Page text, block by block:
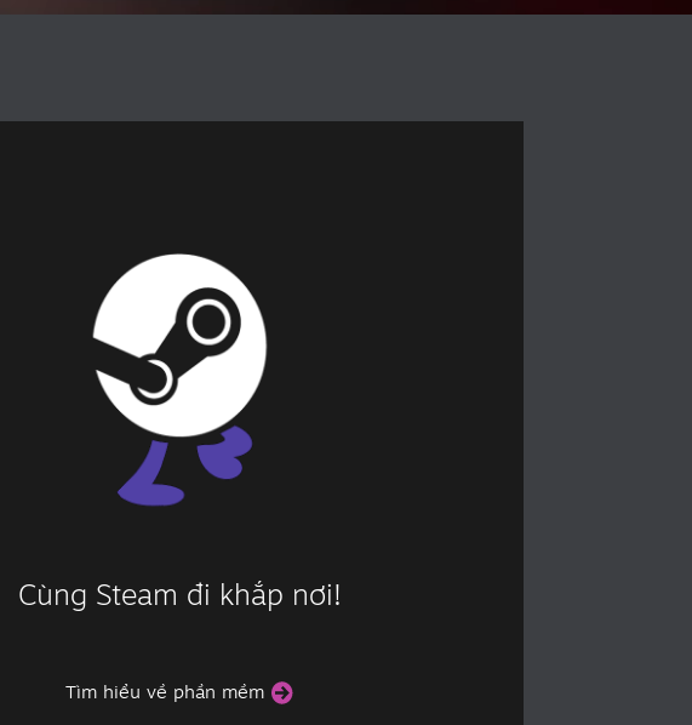
Cùng Steam đi khắp nơi!
Tìm hiểu về phần mềm